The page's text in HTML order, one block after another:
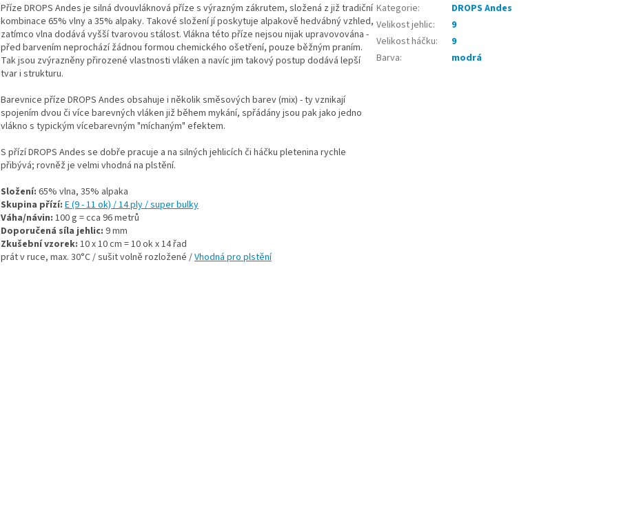
Příze DROPS Andes je silná dvouvláknová příze s výrazným zákrutem, složená z již tradiční
kombinace 65% vlny a 35% alpaky. Takové složení jí poskytuje alpakově hedvábný vzhled,
zatímco vlna dodává vyšší tvarovou stálost. Vlákna této příze nejsou nijak upravovována -
před barvením neprochází žádnou formou chemického ošetření, pouze běžným praním.
Tak jsou zvýrazněny přirozené vlastnosti vláken a navíc jim takový postup dodává lepší
tvar i strukturu.
Barevnice příze DROPS Andes obsahuje i několik směsových barev (mix) - ty vznikají
spojením dvou či více barevných vláken již během mykání, spřádány jsou pak jako jedno
vlákno s typickým vícebarevným "míchaným" efektem.
S přízí DROPS Andes se dobře pracuje a na silných jehlicích či háčku pletenina rychle
přibývá; rovněž je velmi vhodná na plstění.
Složení: 65% vlna, 35% alpaka
Skupina přízí: E (9 - 11 ok) / 14 ply / super bulky
Váha/návin: 100 g = cca 96 metrů
Doporučená síla jehlic: 9 mm
Zkušební vzorek: 10 x 10 cm = 10 ok x 14 řad
prát v ruce, max. 30°C / sušit volně rozložené /Vhodná pro plstění
Kategorie:
DROPS Andes
Velikost jehlic:
9
Velikost háčku:
9
Barva: modrá